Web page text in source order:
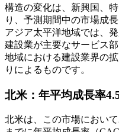
構造の変化は、新興国、
り、予測期間中の市場成
アジア太平洋地域では、
建設業が主要なサービス
地域における建設業界の
りによるものです。
北米：年平均成長率
北米は、この市場におい